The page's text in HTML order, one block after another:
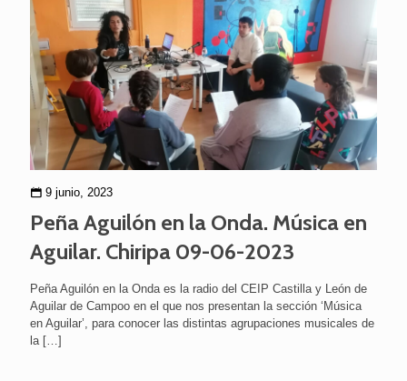
9 junio, 2023
Peña Aguilón en la Onda. Música en
Aguilar. Chiripa 09-06-2023
Peña Aguilón en la Onda es la radio del CEIP Castilla y León de
Aguilar de Campoo en el que nos presentan la sección ‘Música
en Aguilar’, para conocer las distintas agrupaciones musicales de
la […]